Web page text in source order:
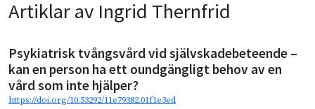
Artiklar av Ingrid Thernfrid
Psykiatrisk tvångsvård vid självskadebeteende –
kan en person ha ett oundgängligt behov av en
vård som inte hjälper?
https://doi.org/10.53292/11e79382.01f1e3ed